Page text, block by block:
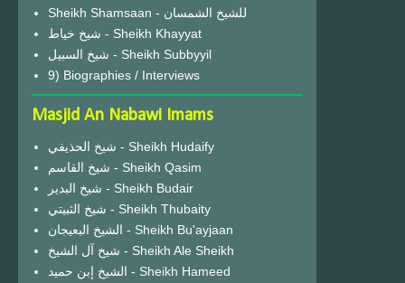
Sheikh Shamsaan - للشيخ الشمسان
شيخ خياط - Sheikh Khayyat
شيخ السبيل - Sheikh Subbyyil
9) Biographies / Interviews
Masjid An Nabawi Imams
شيخ الحذيفي - Sheikh Hudaify
شيخ القاسم - Sheikh Qasim
شيخ البدير - Sheikh Budair
شيخ الثبيتي - Sheikh Thubaity
الشيخ البعيجان - Sheikh Bu'ayjaan
شيخ آل الشيخ - Sheikh Ale Sheikh
الشيخ إبن حميد - Sheikh Hameed